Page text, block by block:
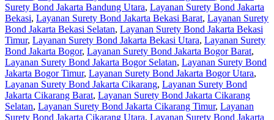
Surety Bond Jakarta Bandung Utara, Layanan Surety Bond Jakarta
Bekasi, Layanan Surety Bond Jakarta Bekasi Barat, Layanan Surety
Bond Jakarta Bekasi Selatan, Layanan Surety Bond Jakarta Bekasi
Timur, Layanan Surety Bond Jakarta Bekasi Utara, Layanan Surety
Bond Jakarta Bogor, Layanan Surety Bond Jakarta Bogor Barat,
Layanan Surety Bond Jakarta Bogor Selatan, Layanan Surety Bond
Jakarta Bogor Timur, Layanan Surety Bond Jakarta Bogor Utara,
Layanan Surety Bond Jakarta Cikarang, Layanan Surety Bond
Jakarta Cikarang Barat, Layanan Surety Bond Jakarta Cikarang
Selatan, Layanan Surety Bond Jakarta Cikarang Timur, Layanan
Surety Bond Jakarta Cikarang Utara, Layanan Surety Bond Jakarta